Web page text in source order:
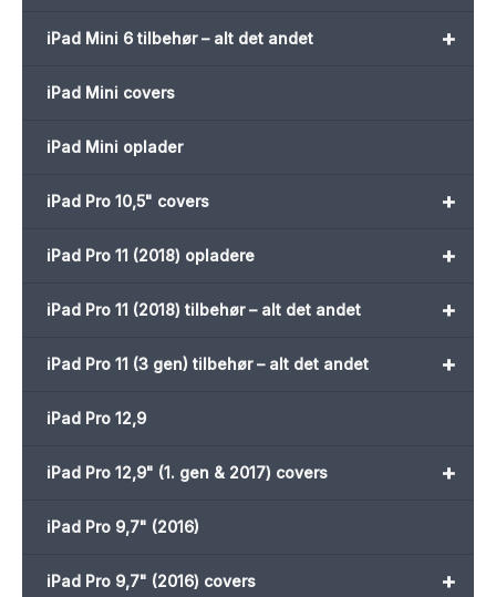
+
iPad Mini 6 tilbehør – alt det andet
iPad Mini covers
iPad Mini oplader
+
iPad Pro 10,5" covers
+
iPad Pro 11 (2018) opladere
+
iPad Pro 11 (2018) tilbehør – alt det andet
+
iPad Pro 11 (3 gen) tilbehør – alt det andet
iPad Pro 12,9
+
iPad Pro 12,9" (1. gen & 2017) covers
iPad Pro 9,7" (2016)
+
iPad Pro 9,7" (2016) covers